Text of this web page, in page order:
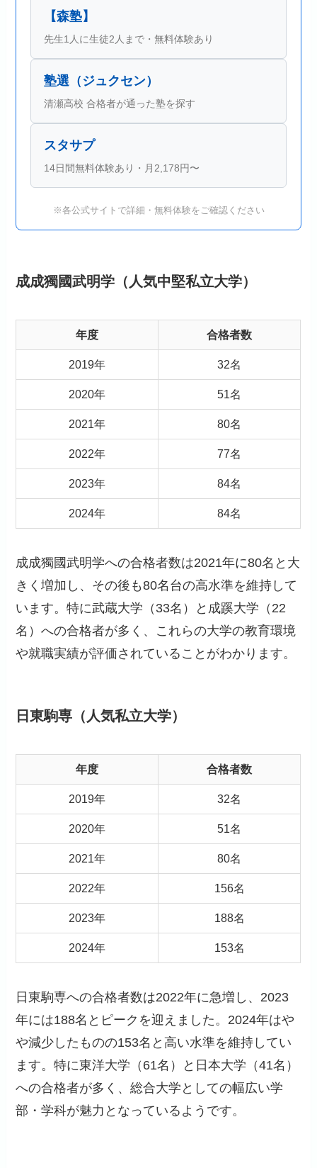
【森塾】
先生1人に生徒2人まで・無料体験あり
塾選（ジュクセン）
清瀬高校 合格者が通った塾を探す
スタサプ
14日間無料体験あり・月2,178円〜
※各公式サイトで詳細・無料体験をご確認ください
成成獨國武明学（人気中堅私立大学）
年度 合格者数
2019年 32名
2020年 51名
2021年 80名
2022年 77名
2023年 84名
2024年 84名
成成獨國武明学への合格者数は2021年に80名と大
きく増加し、その後も80名台の高水準を維持して
います。特に武蔵大学（33名）と成蹊大学（22
名）への合格者が多く、これらの大学の教育環境
や就職実績が評価されていることがわかります。
日東駒専（人気私立大学）
年度 合格者数
2019年 32名
2020年 51名
2021年 80名
2022年 156名
2023年 188名
2024年 153名
日東駒専への合格者数は2022年に急増し、2023
年には188名とピークを迎えました。2024年はや
や減少したものの153名と高い水準を維持してい
ます。特に東洋大学（61名）と日本大学（41名）
への合格者が多く、総合大学としての幅広い学
部・学科が魅力となっているようです。